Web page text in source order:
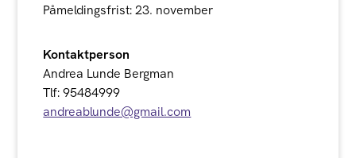
Påmeldingsfrist: 23. november
Kontaktperson
Andrea Lunde Bergman
Tlf: 95484999
andreablunde@gmail.com